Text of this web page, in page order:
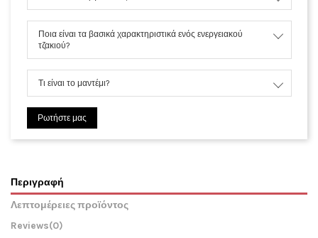
Ποια είναι τα βασικά χαρακτηριστικά ενός ενεργειακού
τζακιού?
Τι είναι το μαντέμι?
Ρωτήστε μας
Περιγραφή
Λεπτομέρειες προϊόντος
Reviews(0)